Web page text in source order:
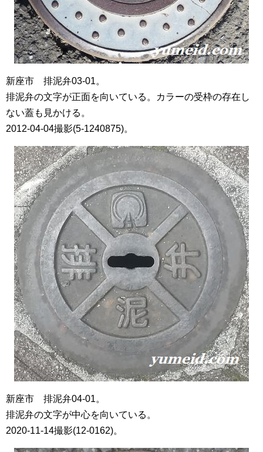
新座市 排泥弁03-01。
排泥弁の文字が正面を向いている。カラーの受枠の存在し
ない蓋も見かける。
2012-04-04撮影(5-1240875)。
新座市 排泥弁04-01。
排泥弁の文字が中心を向いている。
2020-11-14撮影(12-0162)。